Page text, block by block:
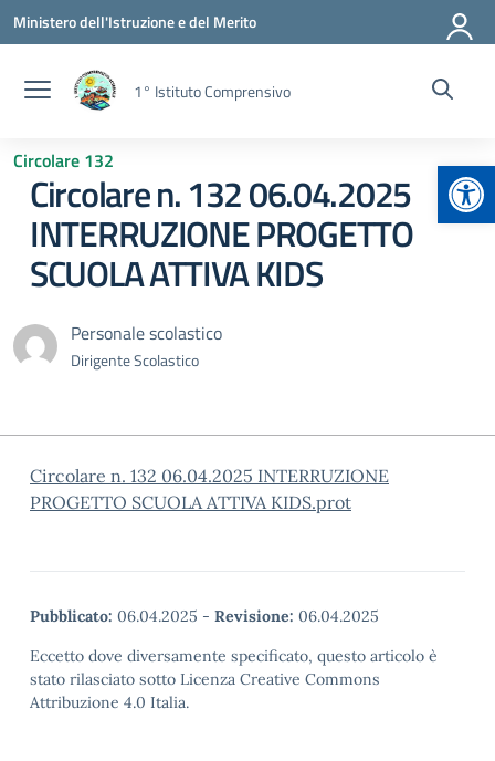
Vai ai contenuti
Vai al menu di navigazione
Vai al footer
Ministero dell'Istruzione e del Merito
1° Istituto Comprensivo
Circolare 132
Circolare n. 132 06.04.2025
INTERRUZIONE PROGETTO
SCUOLA ATTIVA KIDS
Personale scolastico
Dirigente Scolastico
Circolare n. 132 06.04.2025 INTERRUZIONE
PROGETTO SCUOLA ATTIVA KIDS.prot
Pubblicato: 06.04.2025 - Revisione: 06.04.2025
Eccetto dove diversamente specificato, questo articolo è
stato rilasciato sotto Licenza Creative Commons
Attribuzione 4.0 Italia.